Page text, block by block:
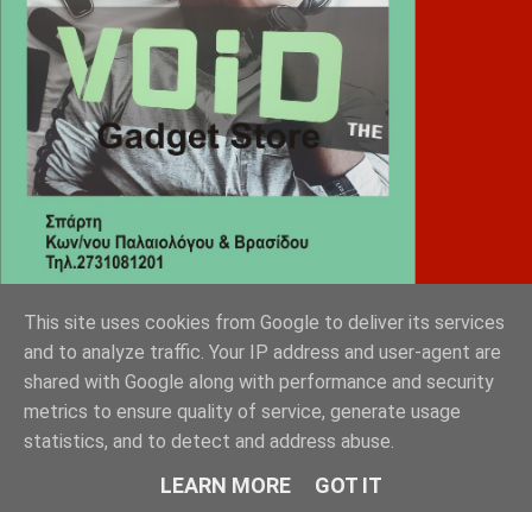
Diafimistes.gr
This site uses cookies from Google to deliver its services
and to analyze traffic. Your IP address and user-agent are
shared with Google along with performance and security
metrics to ensure quality of service, generate usage
statistics, and to detect and address abuse.
LEARN MORE GOT IT